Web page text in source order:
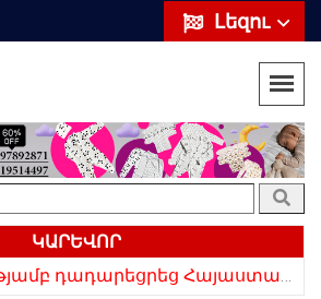
Լեզու
ԿԱՐԵՎՈՐ